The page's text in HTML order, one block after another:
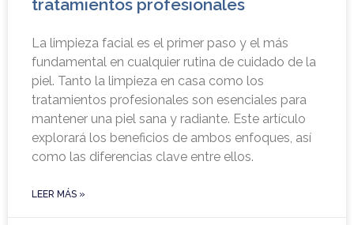
tratamientos profesionales
La limpieza facial es el primer paso y el más
fundamental en cualquier rutina de cuidado de la
piel. Tanto la limpieza en casa como los
tratamientos profesionales son esenciales para
mantener una piel sana y radiante. Este artículo
explorará los beneficios de ambos enfoques, así
como las diferencias clave entre ellos.
LEER MÁS »